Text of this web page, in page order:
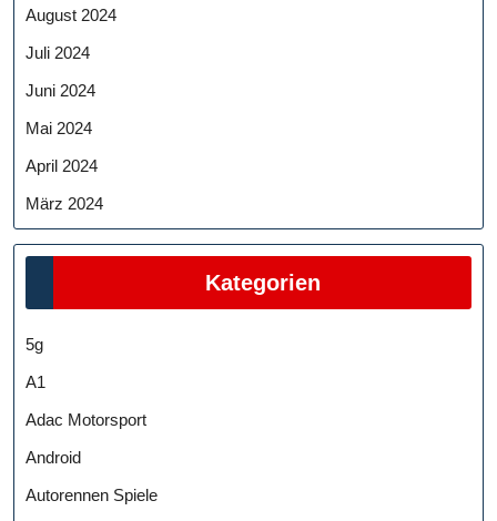
August 2024
Juli 2024
Juni 2024
Mai 2024
April 2024
März 2024
Kategorien
5g
A1
Adac Motorsport
Android
Autorennen Spiele